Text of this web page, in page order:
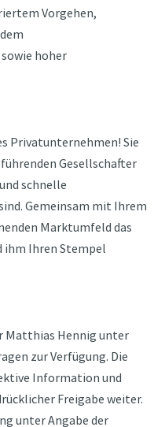
Vorgehen,
hoher
Privatunternehmen! Sie
Gesellschafter
schnelle
Gemeinsam mit Ihrem
Marktumfeld das
Ihren Stempel
Matthias Hennig unter
zur Verfügung. Die
Information und
Freigabe weiter.
unter Angabe der